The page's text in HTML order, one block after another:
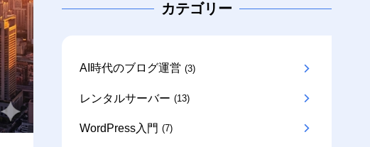
カテゴリー
AI時代のブログ運営 (3)
レンタルサーバー (13)
WordPress入門 (7)